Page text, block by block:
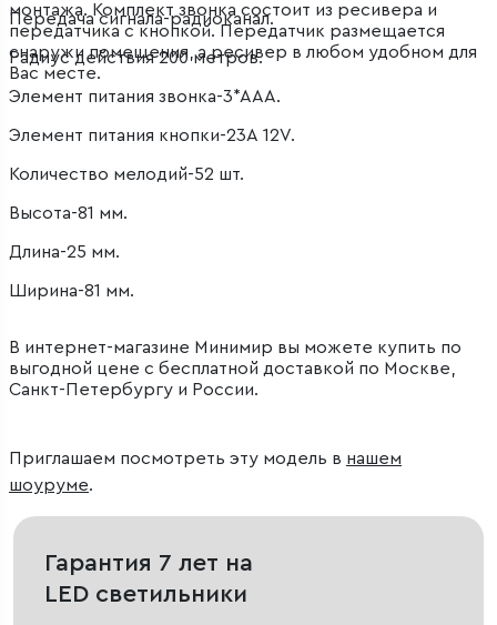
монтажа. Комплект звонка состоит из ресивера и
передатчика с кнопкой. Передатчик размещается
снаружи помещения, а ресивер в любом удобном для
Вас месте.
Передача сигнала-радиоканал.
Радиус действия 200 метров.
Элемент питания звонка-3*ААА.
Элемент питания кнопки-23A 12V.
Количество мелодий-52 шт.
Высота-81 мм.
Длина-25 мм.
Ширина-81 мм.
В интернет-магазине Минимир вы можете купить по
выгодной цене с бесплатной доставкой по Москве,
Санкт-Петербургу и России.
Приглашаем посмотреть эту модель в нашем
шоуруме.
Гарантия 7 лет на
LED светильники